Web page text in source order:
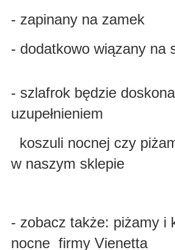
- zapinany na zamek
- dodatkowo wiązany na
- szlafrok będzie
uzupełnieniem
koszuli nocnej czy
w naszym sklepie
- zobacz także: piżamy i
nocne firmy Vienetta